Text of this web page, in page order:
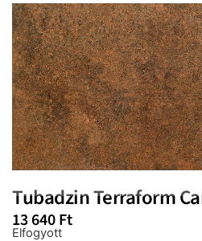
Tubadzin Terraform
13 640Ft
Elfogyott